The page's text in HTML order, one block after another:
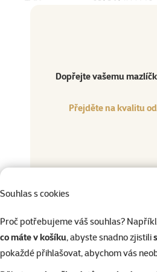
Souhlas s cookies
Proč potřebujeme váš souhlas?
co máte v košíku, abyste snadno zjistili
pokaždé přihlašovat, abychom vás
Dopřejte vašemu
Přejděte na kvalitu
Stáří psa
Materiál
Barva